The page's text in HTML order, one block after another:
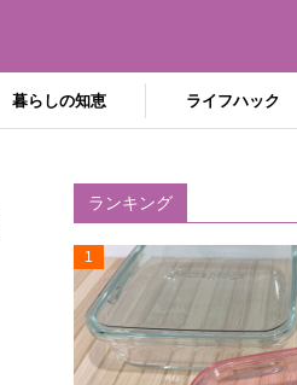
暮らしの知恵 ライフハック
ランキング
1